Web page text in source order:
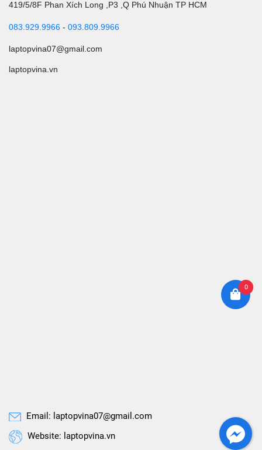
419/5/8F Phan Xích Long ,P3 ,Q Phú Nhuận TP HCM
083.929.9966 - 093.809.9966
laptopvina07@gmail.com
laptopvina.vn
Email: laptopvina07@gmail.com
Website: laptopvina.vn
0